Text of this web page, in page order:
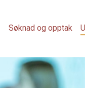
Søknad og opptak